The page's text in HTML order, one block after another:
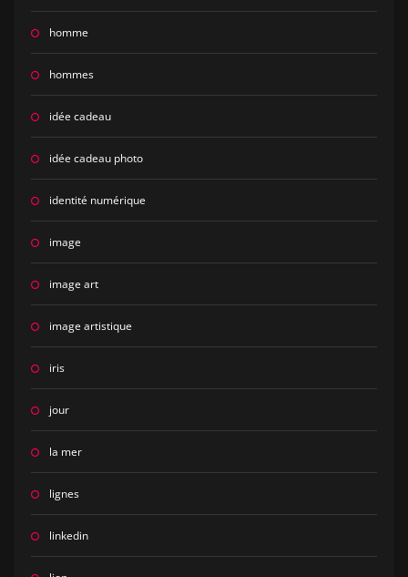
homme
hommes
idée cadeau
idée cadeau photo
identité numérique
image
image art
image artistique
iris
jour
la mer
lignes
linkedin